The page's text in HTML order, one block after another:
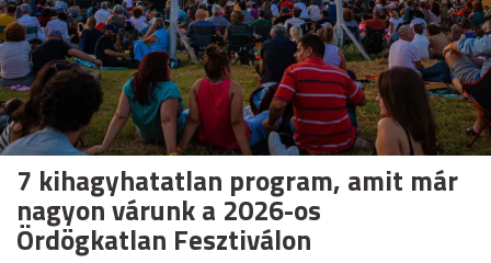
7 kihagyhatatlan program, amit már
nagyon várunk a 2026-os
Ördögkatlan Fesztiválon